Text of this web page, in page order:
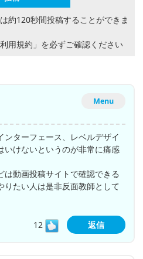
約120秒間投稿することができま
利用規約」 を必ずご確認ください
Menu
ターフェース、レベルデザイ
いけないというのが非常に痛感
動画投稿サイトで確認できる
りたい人は是非反面教師として
12
返信